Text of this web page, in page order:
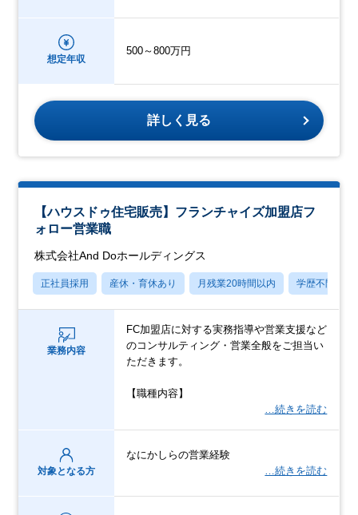
想定年収
500～800万円
詳しく見る
【ハウスドゥ住宅販売】フランチャイズ加盟店フ
ォロー営業職
株式会社And Doホールディングス
正社員採用 産休・育休あり 月残業20時間以内 学歴不問
業務内容
FC加盟店に対する実務指導や営業支援など
のコンサルティング・営業全般をご担当い
ただきます。
【職種内容】
…続きを読む
対象となる方
なにかしらの営業経験
…続きを読む